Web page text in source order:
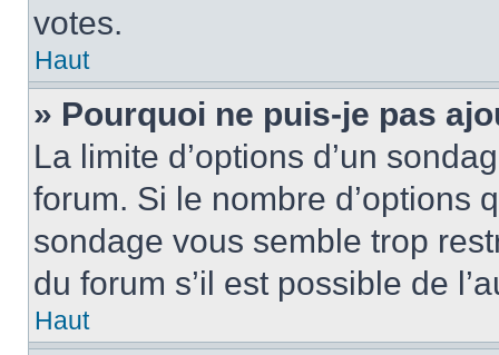
votes.
Haut
» Pourquoi ne puis-je pas
La limite d’options d’un
forum. Si le nombre d’options
sondage vous semble trop
du forum s’il est possible de
Haut